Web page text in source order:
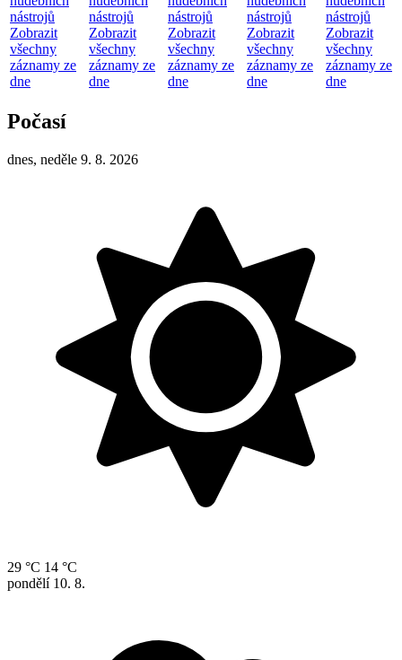
nástrojů
Zobrazit
všechny
záznamy ze
dne
nástrojů
Zobrazit
všechny
záznamy ze
dne
nástrojů
Zobrazit
všechny
záznamy ze
dne
nástrojů
Zobrazit
všechny
záznamy ze
dne
nástrojů
Zobrazit
všechny
záznamy ze
dne
Počasí
dnes, neděle 9. 8. 2026
29 °C 14 °C
pondělí 10. 8.